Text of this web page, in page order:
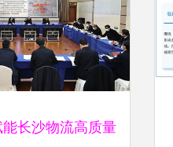
长沙物流高质量